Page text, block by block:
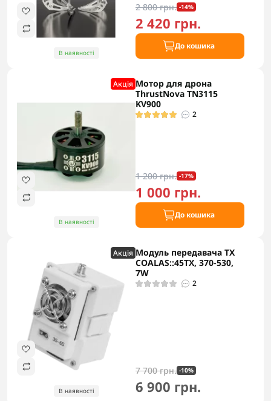
В наявності
2 800 грн. -14%
2 420 грн.
До кошика
Акцiя
В наявності
Мотор для дрона
ThrustNova TN3115
KV900
2
1 200 грн. -17%
1 000 грн.
До кошика
Акцiя
В наявності
Модуль передавача TX
COALAS::45TX, 370-530,
7W
2
7 700 грн. -10%
6 900 грн.